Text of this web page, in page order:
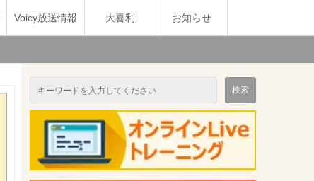
Voicy放送情報 大喜利 お知らせ